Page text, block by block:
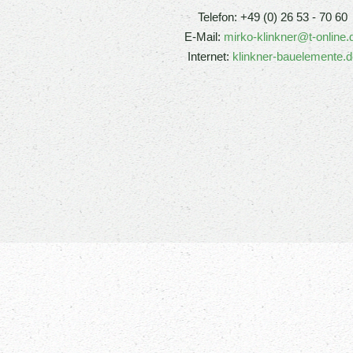
Telefon: +49 (0) 26 53 - 70 60
E-Mail: mirko-klinkner@t-
Internet: klinkner-